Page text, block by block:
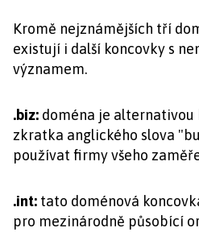
Kromě nejznámějších tří
existují i další koncovky s
významem.
.biz: doména je alternativou
zkratka anglického slova
používat firmy všeho
.int: tato doménová
pro mezinárodně působící